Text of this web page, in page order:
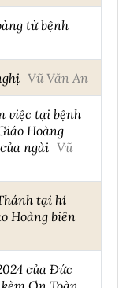
từ bệnh
Vũ Văn An
việc tại bệnh
Hoàng
ngài Vũ
tại hí
Hoàng biên
của Đức